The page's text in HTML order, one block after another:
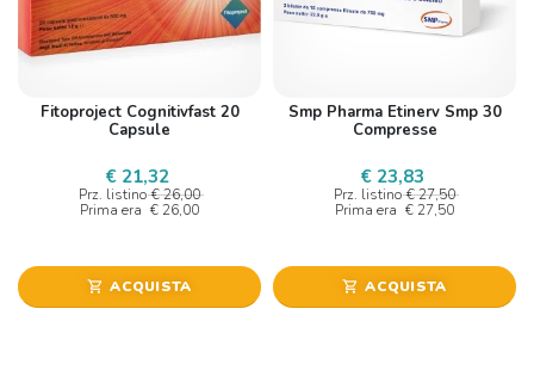
Fitoproject Cognitivfast 20
Capsule
€ 21,32
Prz. listino € 26,00
Prima era € 26,00
shopping_cart ACQUISTA
Smp Pharma Etinerv Smp 30
Compresse
€ 23,83
Prz. listino € 27,50
Prima era € 27,50
shopping_cart ACQUISTA